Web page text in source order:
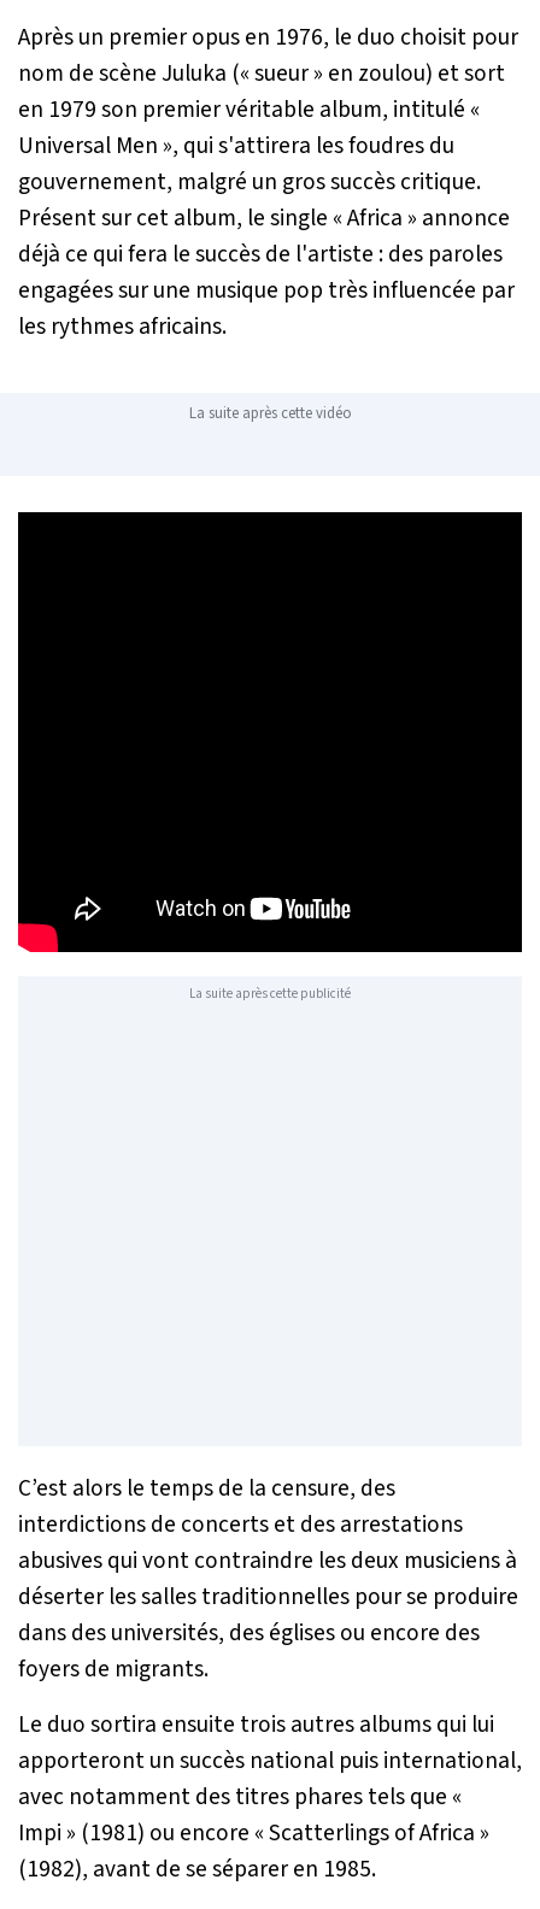
Après un premier opus en 1976, le duo choisit pour
nom de scène Juluka (« sueur » en zoulou) et sort
en 1979 son premier véritable album, intitulé «
Universal Men », qui s'attirera les foudres du
gouvernement, malgré un gros succès critique.
Présent sur cet album, le single « Africa » annonce
déjà ce qui fera le succès de l'artiste : des paroles
engagées sur une musique pop très influencée par
les rythmes africains.
La suite après cette vidéo
La suite après cette publicité
C’est alors le temps de la censure, des
interdictions de concerts et des arrestations
abusives qui vont contraindre les deux musiciens à
déserter les salles traditionnelles pour se produire
dans des universités, des églises ou encore des
foyers de migrants.
Le duo sortira ensuite trois autres albums qui lui
apporteront un succès national puis international,
avec notamment des titres phares tels que «
Impi » (1981) ou encore « Scatterlings of Africa »
(1982), avant de se séparer en 1985.